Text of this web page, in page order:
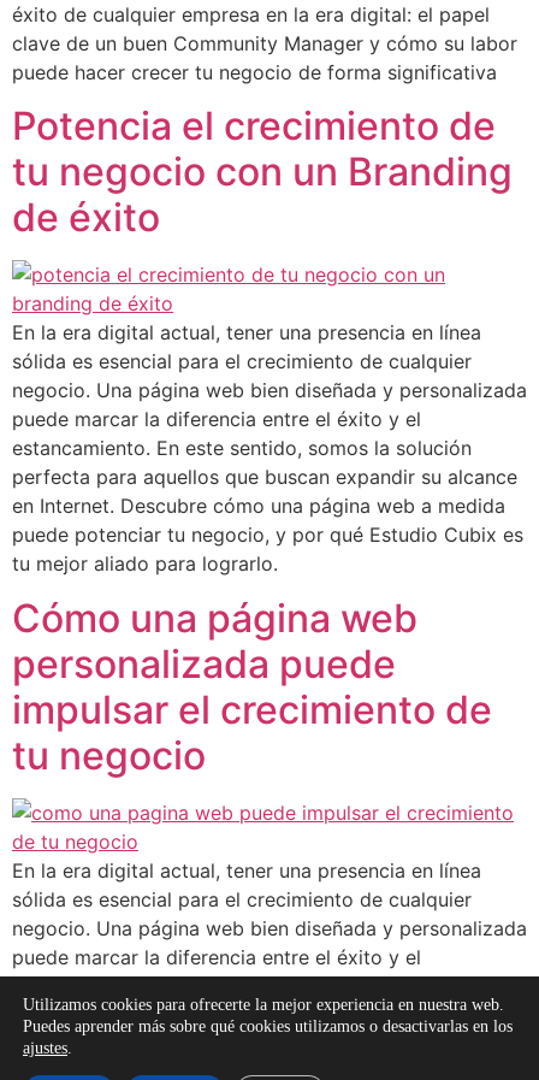
éxito de cualquier empresa en la era digital: el papel
clave de un buen Community Manager y cómo su labor
puede hacer crecer tu negocio de forma significativa
Potencia el crecimiento de
tu negocio con un Branding
de éxito
En la era digital actual, tener una presencia en línea
sólida es esencial para el crecimiento de cualquier
negocio. Una página web bien diseñada y personalizada
puede marcar la diferencia entre el éxito y el
estancamiento. En este sentido, somos la solución
perfecta para aquellos que buscan expandir su alcance
en Internet. Descubre cómo una página web a medida
puede potenciar tu negocio, y por qué Estudio Cubix es
tu mejor aliado para lograrlo.
Cómo una página web
personalizada puede
impulsar el crecimiento de
tu negocio
En la era digital actual, tener una presencia en línea
sólida es esencial para el crecimiento de cualquier
negocio. Una página web bien diseñada y personalizada
puede marcar la diferencia entre el éxito y el
perfecta para aquellos que buscan expandir su alcance
en Internet. Descubre cómo una página web a medida
puede potenciar tu negocio, y por qué Estudio Cubix es
Utilizamos cookies para ofrecerte la mejor experiencia en nuestra web.
Puedes aprender más sobre qué cookies utilizamos o desactivarlas en los
ajustes.